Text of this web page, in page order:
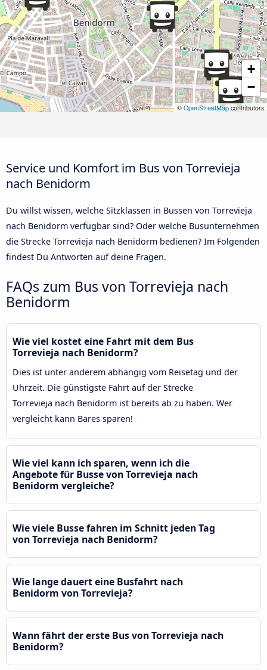
+
−
© OpenStreetMap contributors
Service und Komfort im Bus von Torrevieja
nach Benidorm
Du willst wissen, welche Sitzklassen in Bussen von Torrevieja
nach Benidorm verfügbar sind? Oder welche Busunternehmen
die Strecke Torrevieja nach Benidorm bedienen? Im Folgenden
findest Du Antworten auf deine Fragen.
FAQs zum Bus von Torrevieja nach
Benidorm
Wie viel kostet eine Fahrt mit dem Bus
Torrevieja nach Benidorm?
Dies ist unter anderem abhängig vom Reisetag und der
Uhrzeit. Die günstigste Fahrt auf der Strecke
Torrevieja nach Benidorm ist bereits ab zu haben. Wer
vergleicht kann Bares sparen!
Wie viel kann ich sparen, wenn ich die
Angebote für Busse von Torrevieja nach
Benidorm vergleiche?
Wie viele Busse fahren im Schnitt jeden Tag
von Torrevieja nach Benidorm?
Wie lange dauert eine Busfahrt nach
Benidorm von Torrevieja?
Wann fährt der erste Bus von Torrevieja nach
Benidorm?